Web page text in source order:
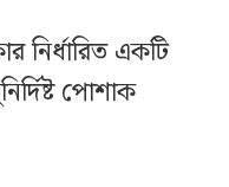
একটি
পোশাক